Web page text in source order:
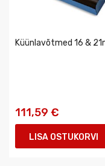
Küünlavõtmed 16 &
111,59 €
LISA OSTUKORVI